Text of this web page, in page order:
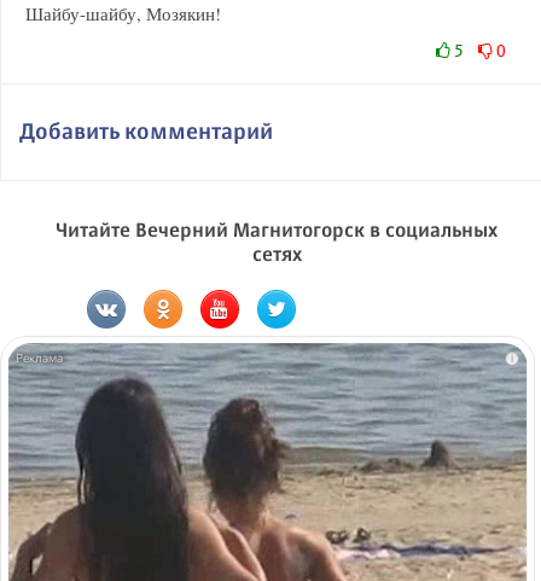
Шайбу-шайбу, Мозякин!
5 0
Добавить комментарий
Читайте Вечерний Магнитогорск в социальных
сетях
i